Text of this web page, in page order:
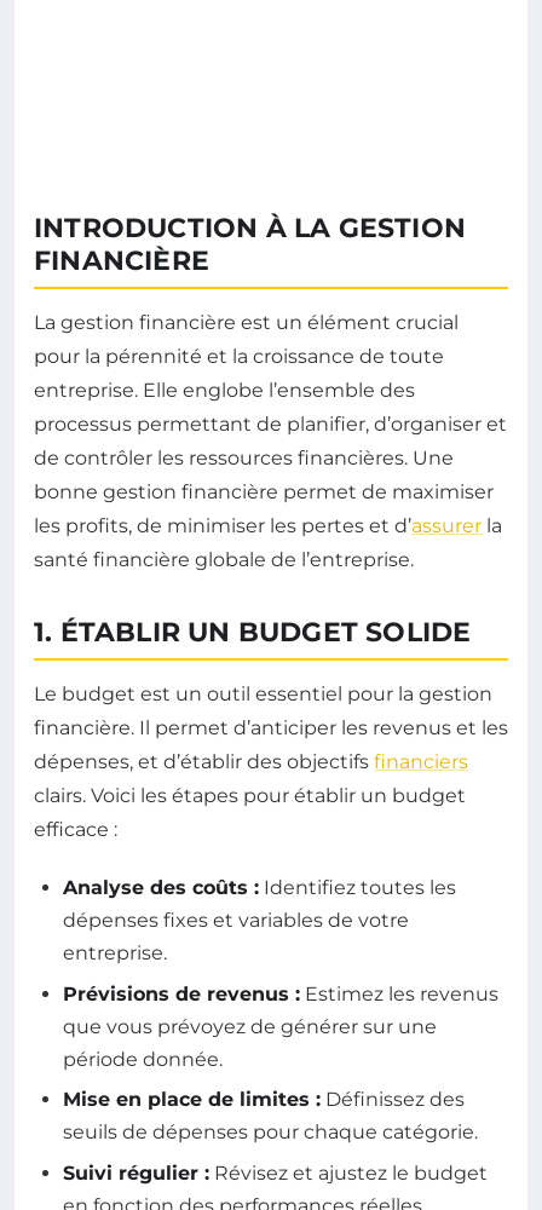
INTRODUCTION À LA GESTION
FINANCIÈRE
La gestion financière est un élément crucial
pour la pérennité et la croissance de toute
entreprise. Elle englobe l’ensemble des
processus permettant de planifier, d’organiser et
de contrôler les ressources financières. Une
bonne gestion financière permet de maximiser
les profits, de minimiser les pertes et d’assurer la
santé financière globale de l’entreprise.
1. ÉTABLIR UN BUDGET SOLIDE
Le budget est un outil essentiel pour la gestion
financière. Il permet d’anticiper les revenus et les
dépenses, et d’établir des objectifs financiers
clairs. Voici les étapes pour établir un budget
efficace :
Analyse des coûts : Identifiez toutes les
dépenses fixes et variables de votre
entreprise.
Prévisions de revenus : Estimez les revenus
que vous prévoyez de générer sur une
période donnée.
Mise en place de limites : Définissez des
seuils de dépenses pour chaque catégorie.
Suivi régulier : Révisez et ajustez le budget
en fonction des performances réelles.